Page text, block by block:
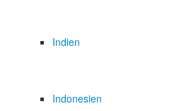
Indien
Indonesien